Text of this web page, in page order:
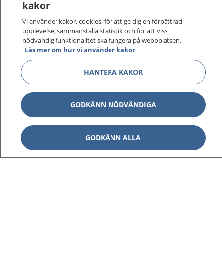
vårdärenden. Ring telefonnummer 1177 för
sjukvårdsrådgivning dygnet runt.
1177 ger dig råd när du vill må bättre.
1177 på flera språk Visa
Om 1177 Visa
Kontakt Visa
kakor
Vi använder kakor, cookies, för att ge dig en förbättrad
upplevelse, sammanställa statistik och för att viss
nödvändig funktionalitet ska fungera på webbplatsen.
Läs mer om hur vi använder kakor
HANTERA KAKOR
GODKÄNN NÖDVÄNDIGA
GODKÄNN ALLA